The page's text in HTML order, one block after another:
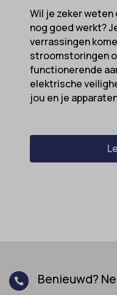
Wil je zeker
nog goed werkt?
verrassingen
stroomstoringen
functionerende
elektrische
jou en je
 Benieuwd?